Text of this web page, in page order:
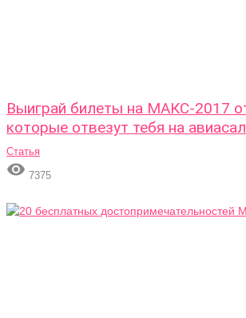
Выиграй билеты на МАКС-2017
которые отвезут тебя на
Статья
 7375